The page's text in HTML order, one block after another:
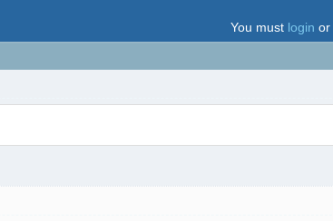
You must login or